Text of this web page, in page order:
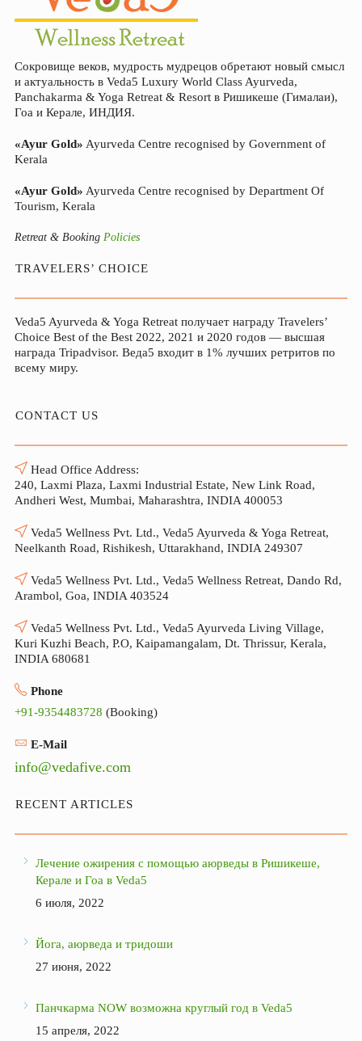
Сокровище веков, мудрость мудрецов обретают новый смысл
и актуальность в Veda5 Luxury World Class Ayurveda,
Panchakarma & Yoga Retreat & Resort в Ришикеше (Гималаи),
Гоа и Керале, ИНДИЯ.
«Ayur Gold» Ayurveda Centre recognised by Government of
Kerala
«Ayur Gold» Ayurveda Centre recognised by Department Of
Tourism, Kerala
Retreat & Booking Policies
TRAVELERS’ CHOICE
Veda5 Ayurveda & Yoga Retreat получает награду Travelers’
Choice Best of the Best 2022, 2021 и 2020 годов — высшая
награда Tripadvisor. Веда5 входит в 1% лучших ретритов по
всему миру.
CONTACT US
Head Office Address:
240, Laxmi Plaza, Laxmi Industrial Estate, New Link Road,
Andheri West, Mumbai, Maharashtra, INDIA 400053
Veda5 Wellness Pvt. Ltd., Veda5 Ayurveda & Yoga Retreat,
Neelkanth Road, Rishikesh, Uttarakhand, INDIA 249307
Veda5 Wellness Pvt. Ltd., Veda5 Wellness Retreat, Dando Rd,
Arambol, Goa, INDIA 403524
Veda5 Wellness Pvt. Ltd., Veda5 Ayurveda Living Village,
Kuri Kuzhi Beach, P.O, Kaipamangalam, Dt. Thrissur, Kerala,
INDIA 680681
Phone
+91-9354483728 (Booking)
E-Mail
info@vedafive.com
RECENT ARTICLES
Лечение ожирения с помощью аюрведы в Ришикеше,
Керале и Гоа в Veda5
6 июля, 2022
Йога, аюрведа и тридоши
27 июня, 2022
Панчкарма NOW возможна круглый год в Veda5
15 апреля, 2022